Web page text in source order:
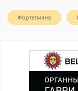
Фортепиано